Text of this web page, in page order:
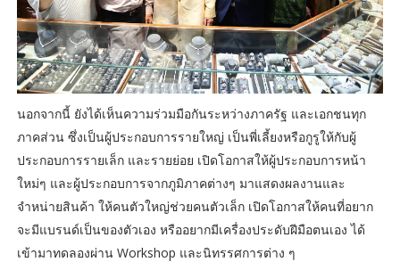
นอกจากนี้ ยังได้เห็นความร่วมมือกันระหว่างภาครัฐ และเอกชนทุก
ภาคส่วน ซึ่งเป็นผู้ประกอบการรายใหญ่ เป็นพี่เลี้ยงหรือกูรูให้กับผู้
ประกอบการรายเล็ก และรายย่อย เปิดโอกาสให้ผู้ประกอบการหน้า
ใหม่ๆ และผู้ประกอบการจากภูมิภาคต่างๆ มาแสดงผลงานและ
จำหน่ายสินค้า ให้คนตัวใหญ่ช่วยคนตัวเล็ก เปิดโอกาสให้คนที่อยาก
จะมีแบรนด์เป็นของตัวเอง หรืออยากมีเครื่องประดับฝีมือตนเอง ได้
เข้ามาทดลองผ่าน Workshop และนิทรรศการต่าง ๆ